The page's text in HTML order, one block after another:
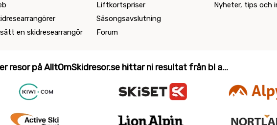
en skidresearrangör
Liftkortspriser
Säsongsavslutning
Forum
Nyheter, tips och
resor på AlltOmSkidresor.se hittar ni resultat från bl a...